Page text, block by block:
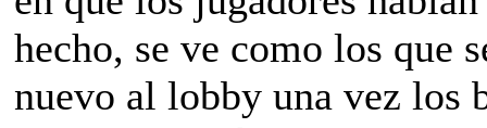
hecho, se ve como los que
nuevo al lobby una vez los